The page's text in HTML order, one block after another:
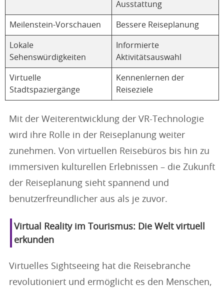
Ausstattung
Meilenstein-Vorschauen Bessere Reiseplanung
Lokale
Sehenswürdigkeiten
Informierte
Aktivitätsauswahl
Virtuelle
Stadtspaziergänge
Kennenlernen der
Reiseziele
Mit der Weiterentwicklung der VR-Technologie
wird ihre Rolle in der Reiseplanung weiter
zunehmen. Von virtuellen Reisebüros bis hin zu
immersiven kulturellen Erlebnissen – die Zukunft
der Reiseplanung sieht spannend und
benutzerfreundlicher aus als je zuvor.
Virtual Reality im Tourismus: Die Welt virtuell
erkunden
Virtuelles Sightseeing hat die Reisebranche
revolutioniert und ermöglicht es den Menschen,